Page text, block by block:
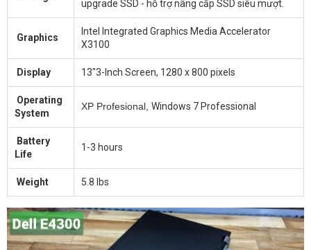
upgrade SSD - hỗ trợ nâng cấp SSD siêu mượt.
Graphics
Intel Integrated Graphics Media Accelerator
X3100
Display 13"3-Inch Screen, 1280 x 800 pixels
Operating
System
XP Profesional, Windows 7 Professional
Battery
Life
1-3 hours
Weight 5.8 lbs